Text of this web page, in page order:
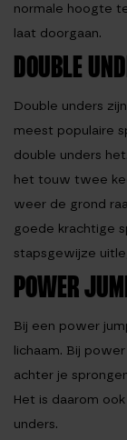
normale hoogte
laat doorgaan.
DOUBLE
Double unders
meest populaire
double unders
het touw twee
weer de grond
goede krachtige
stapsgewijze
POWER
Bij een power
lichaam. Bij
achter je
Het is daarom
unders.